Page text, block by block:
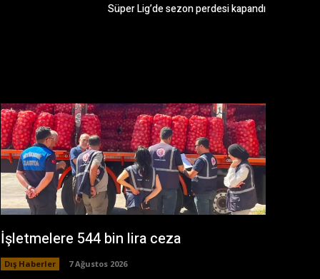
Süper Lig’de sezon perdesi kapandı
İşletmelere 544 bin lira ceza
Dış Haberler 7 Ağustos 2026